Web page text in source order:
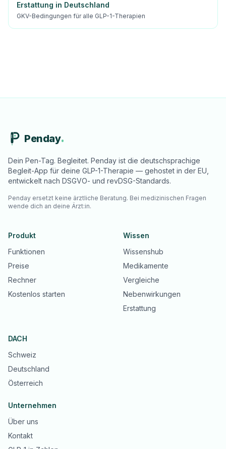
Erstattung in Deutschland
GKV-Bedingungen für alle GLP-1-Therapien
Penday
Dein Pen-Tag. Begleitet. Penday ist die deutschsprachige
Begleit-App für deine GLP-1-Therapie — gehostet in der EU,
entwickelt nach DSGVO- und revDSG-Standards.
Penday ersetzt keine ärztliche Beratung. Bei medizinischen Fragen
wende dich an deine Ärzt:in.
Produkt
Funktionen
Preise
Rechner
Kostenlos starten
Wissen
Wissenshub
Medikamente
Vergleiche
Nebenwirkungen
Erstattung
DACH
Schweiz
Deutschland
Österreich
Unternehmen
Über uns
Kontakt